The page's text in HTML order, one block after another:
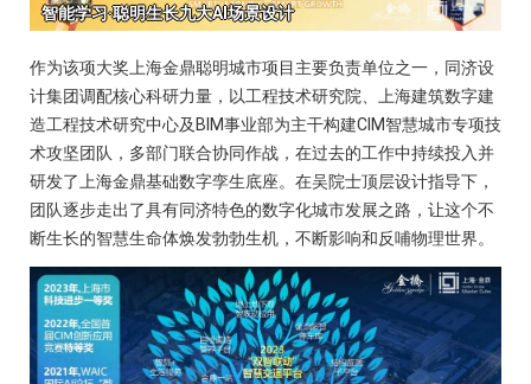
作为该项大奖上海金鼎聪明城市项目主要负责单位之一，同济设
计集团调配核心科研力量，以工程技术研究院、上海建筑数字建
造工程技术研究中心及BIM事业部为主干构建CIM智慧城市专项技
术攻坚团队，多部门联合协同作战，在过去的工作中持续投入并
研发了上海金鼎基础数字孪生底座。在吴院士顶层设计指导下，
团队逐步走出了具有同济特色的数字化城市发展之路，让这个不
断生长的智慧生命体焕发勃勃生机，不断影响和反哺物理世界。